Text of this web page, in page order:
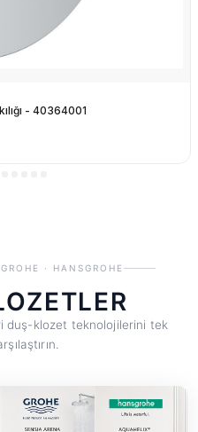
- 40364001
· HANSGROHE
duş-klozet teknolojilerini tek